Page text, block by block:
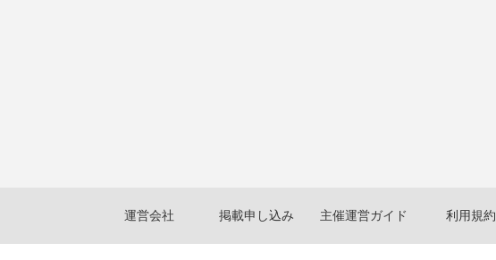
運営会社 掲載申し込み 主催運営ガイド 利用規約